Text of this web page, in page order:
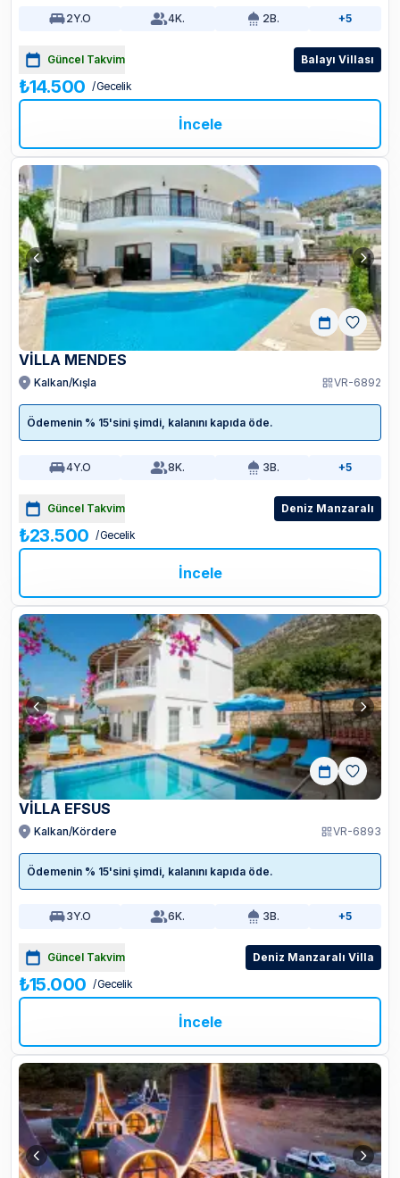
2Y.O 4K. 2B. +5
Güncel Takvim Balayı Villası
₺14.500 / Gecelik
İncele
VILLA MENDES
Kalkan/Kışla VR-6892
Ödemenin % 15'sini şimdi, kalanını kapıda öde.
4Y.O 8K. 3B. +5
Güncel Takvim Deniz Manzaralı
₺23.500 / Gecelik
İncele
VILLA EFSUS
Kalkan/Kördere VR-6893
Ödemenin % 15'sini şimdi, kalanını kapıda öde.
3Y.O 6K. 3B. +5
Güncel Takvim Deniz Manzaralı Villa
₺15.000 / Gecelik
İncele